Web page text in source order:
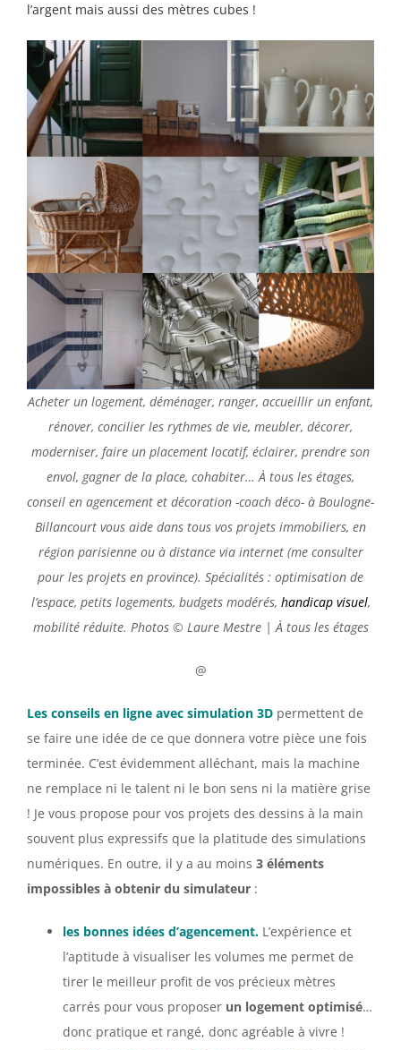
l’argent mais aussi des mètres cubes !
Acheter un logement, déménager, ranger, accueillir un enfant,
rénover, concilier les rythmes de vie, meubler, décorer,
moderniser, faire un placement locatif, éclairer, prendre son
envol, gagner de la place, cohabiter… À tous les étages,
conseil en agencement et décoration -coach déco- à Boulogne-
Billancourt vous aide dans tous vos projets immobiliers, en
région parisienne ou à distance via internet (me consulter
pour les projets en province). Spécialités : optimisation de
l’espace, petits logements, budgets modérés, handicap visuel,
mobilité réduite. Photos © Laure Mestre | À tous les étages
@
Les conseils en ligne avec simulation 3D permettent de
se faire une idée de ce que donnera votre pièce une fois
terminée. C’est évidemment alléchant, mais la machine
ne remplace ni le talent ni le bon sens ni la matière grise
! Je vous propose pour vos projets des dessins à la main
souvent plus expressifs que la platitude des simulations
numériques. En outre, il y a au moins 3 éléments
impossibles à obtenir du simulateur :
les bonnes idées d’agencement. L’expérience et
l’aptitude à visualiser les volumes me permet de
tirer le meilleur profit de vos précieux mètres
carrés pour vous proposer un logement optimisé…
donc pratique et rangé, donc agréable à vivre !